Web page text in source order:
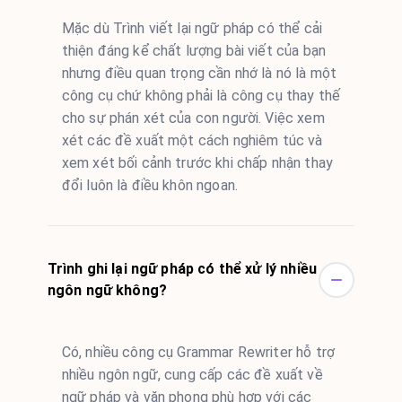
Mặc dù Trình viết lại ngữ pháp có thể cải
thiện đáng kể chất lượng bài viết của bạn
nhưng điều quan trọng cần nhớ là nó là một
công cụ chứ không phải là công cụ thay thế
cho sự phán xét của con người. Việc xem
xét các đề xuất một cách nghiêm túc và
xem xét bối cảnh trước khi chấp nhận thay
đổi luôn là điều khôn ngoan.
Trình ghi lại ngữ pháp có thể xử lý nhiều
ngôn ngữ không?
Có, nhiều công cụ Grammar Rewriter hỗ trợ
nhiều ngôn ngữ, cung cấp các đề xuất về
ngữ pháp và văn phong phù hợp với các